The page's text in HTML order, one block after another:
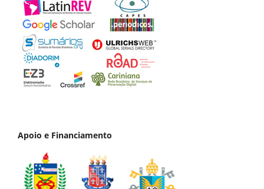
Apoio e Financiamento